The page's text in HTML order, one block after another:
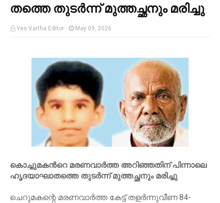
ത​ത്തെ തു​ട​ർ​ന്ന് മു​ത്ത​ച്ഛ​നും മ​രി​ച്ചു
Yes Vartha Editor May 09, 2026
കൊ​ച്ചു​മ​ക​ന്‍റെ മ​ര​ണ​വാ​ർ​ത്ത അ​റി​ഞ്ഞ​തി​ന് പി​ന്നാ​ലെ
ഹൃ​ദ​യാ​ഘാ​ത​ത്തെ തു​ട​ർ​ന്ന് മു​ത്ത​ച്ഛ​നും മ​രി​ച്ചു
ചെറുമകന്റെ മരണവാർത്ത കേട്ട് തളർന്നുവീണ 84-